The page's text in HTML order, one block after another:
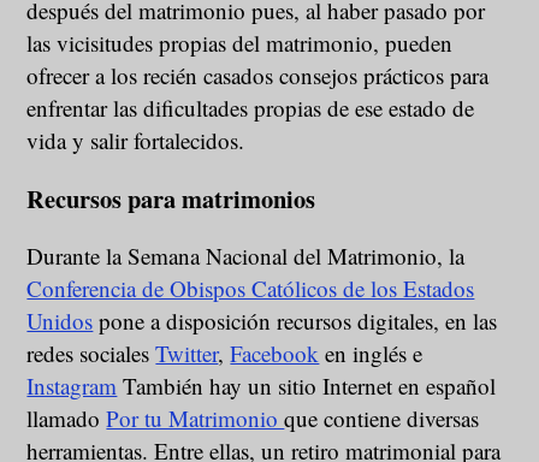
después del matrimonio pues, al haber pasado por
las vicisitudes propias del matrimonio, pueden
ofrecer a los recién casados consejos prácticos para
enfrentar las dificultades propias de ese estado de
vida y salir fortalecidos.
Recursos para matrimonios
Durante la Semana Nacional del Matrimonio, la
Conferencia de Obispos Católicos de los Estados
Unidos pone a disposición recursos digitales, en las
redes socialesTwitter,Facebook en inglés e
Instagram También hay un sitio Internet en español
llamadoPor tu Matrimonioque contiene diversas
herramientas. Entre ellas, un retiro matrimonial para